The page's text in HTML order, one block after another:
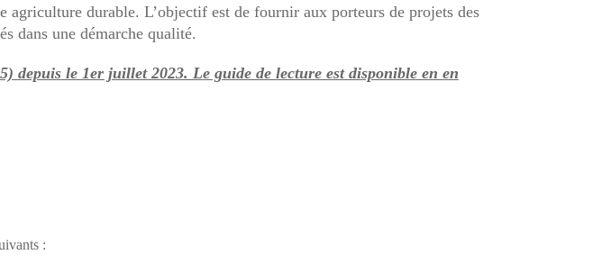
durable. L’objectif est de fournir aux porteurs de projets des
dans une démarche qualité.
le 1er juillet 2023. Le guide de lecture est disponible en en
: